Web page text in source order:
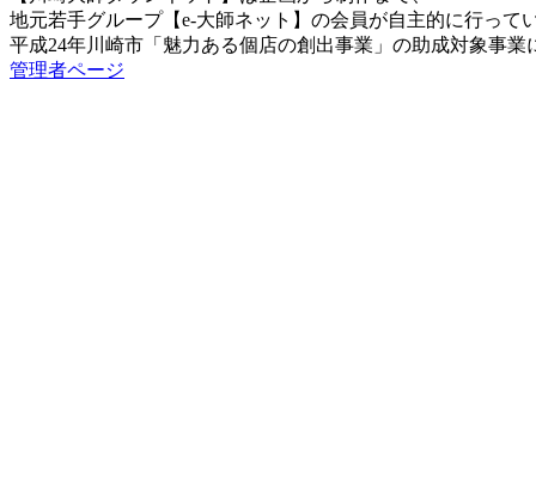
地元若手グループ【e-大師ネット】の会員が自主的に行って
平成24年川崎市「魅力ある個店の創出事業」の助成対象事業
管理者ページ